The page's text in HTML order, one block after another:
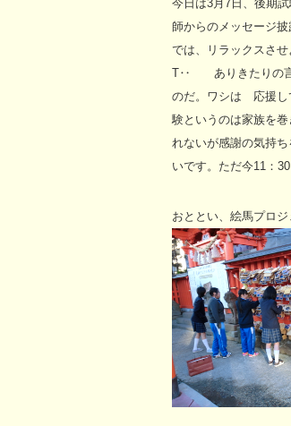
今日は3月7日、後期
師からのメッセージ
では、リラックスさ
T‥ ありきたりの言
のだ。ワシは 応援し
験というのは家族を
れないが感謝の気持
いです。ただ今11：30
おととい、絵馬プロ
合格